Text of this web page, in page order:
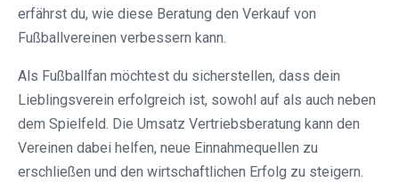
erfährst du, wie diese Beratung den Verkauf von
Fußballvereinen verbessern kann.
Als Fußballfan möchtest du sicherstellen, dass dein
Lieblingsverein erfolgreich ist, sowohl auf als auch neben
dem Spielfeld. Die Umsatz Vertriebsberatung kann den
Vereinen dabei helfen, neue Einnahmequellen zu
erschließen und den wirtschaftlichen Erfolg zu steigern.